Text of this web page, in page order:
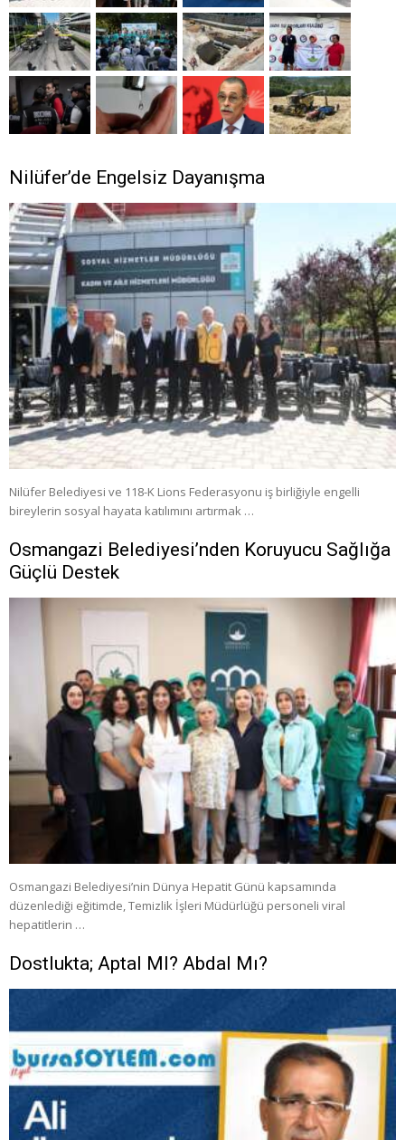
Nilüfer’de Engelsiz Dayanışma
Nilüfer Belediyesi ve 118-K Lions Federasyonu iş birliğiyle engelli
bireylerin sosyal hayata katılımını artırmak …
Osmangazi Belediyesi’nden Koruyucu Sağlığa
Güçlü Destek
Osmangazi Belediyesi’nin Dünya Hepatit Günü kapsamında
düzenlediği eğitimde, Temizlik İşleri Müdürlüğü personeli viral
hepatitlerin …
Dostlukta; Aptal MI? Abdal Mı?